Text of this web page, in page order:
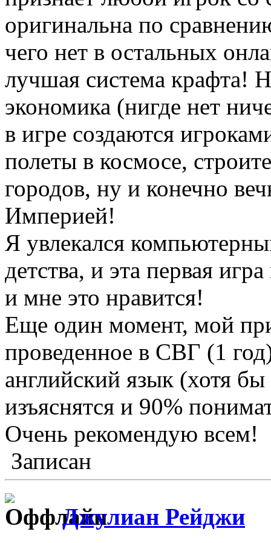
оригинальна по
чего нет в остальных
лучшая система крафта!
экономика (нигде нет
в игре создаются
полеты в космосе,
городов, ну и конечно
Империей!
Я увлекался
детства, и эта первая
и мне это нравится!
Еще один момент, мой
проведенное в СВГ (1
английский язык (хотя
изъяснятся и 90%
Очень рекомендую всем!
Записан
Джулиан Рейджи